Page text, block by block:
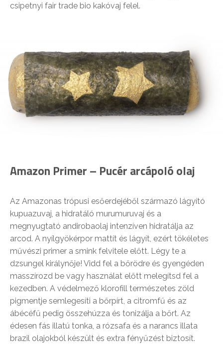
csipetnyi fair trade bio kakóvaj felel.
Amazon Primer – Pucér arcápoló olaj
Az Amazonas trópusi esőerdejéből származó lágyító
kupuazuvaj, a hidratáló murumuruvaj és a
megnyugtató andirobaolaj intenzíven hidratálja az
arcod. A nyílgyökérpor mattít és lágyít, ezért tökéletes
művészi primer a smink felvitele előtt. Légy te a
dzsungel királynője! Vidd fel a bőrödre és gyengéden
masszírozd be vagy használat előtt melegítsd fel a
kezedben. A védelmező klorofill természetes zöld
pigmentje semlegesíti a bőrpírt, a citromfű és az
ábécéfű pedig összehúzza és tonizálja a bőrt. Az
édesen fás illatú tonka, a rózsafa és a narancs illata
brazil olajokból készült és extra fényűzést biztosít.